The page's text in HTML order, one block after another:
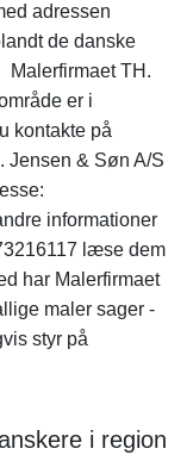
adressen
de danske
TH.
er i
kontakte på
Jensen & Søn A/S
informationer
læse dem
har Malerfirmaet
maler sager -
styr på
i region